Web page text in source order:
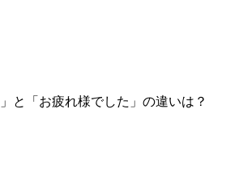
と「お疲れ様でした」の違いは？